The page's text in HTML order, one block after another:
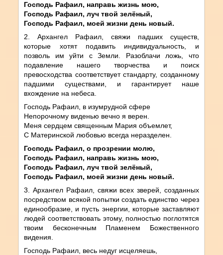
Господь Рафаил, направь жизнь мою,
Господь Рафаил, луч твой зелёный,
Господь Рафаил, моей жизни день новый.
2. Архангел Рафаил, свяжи падших существ,
которые хотят подавить индивидуальность, и
позволь им уйти с Земли. Разоблачи ложь, что
подавление нашего творчества и поиск
превосходства соответствует стандарту, созданному
падшими существами, и гарантирует наше
вхождение на небеса.
Господь Рафаил, в изумрудной сфере
Непорочному виденью вечно я верен.
Меня сердцем священным Мария объемлет,
С Материнской любовью всегда неразделен.
Господь Рафаил, о прозрении молю,
Господь Рафаил, направь жизнь мою,
Господь Рафаил, луч твой зелёный,
Господь Рафаил, моей жизни день новый.
3. Архангел Рафаил, свяжи всех зверей, созданных
посредством всякой попытки создать единство через
единообразие, и пусть энергии, которые заставляют
людей соответствовать этому, полностью поглотятся
твоим бесконечным Пламенем Божественного
видения.
Господь Рафаил, весь недуг исцеляешь,